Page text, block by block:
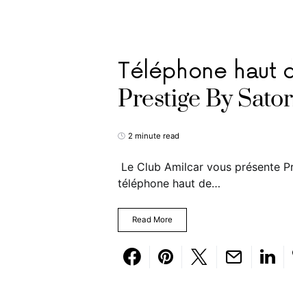
Téléphone haut
Prestige By
2 minute read
Le Club Amilcar vous présente
téléphone haut de…
Read More